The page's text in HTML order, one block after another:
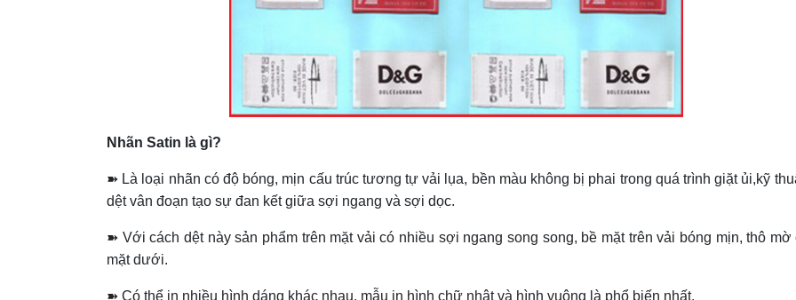
Nhãn Satin là gì?
➽ Là loại nhãn có độ bóng, mịn cấu trúc tương tự vải lụa, bền màu không bị phai trong quá trình giặt ủi,kỹ
dệt vân đoạn tạo sự đan kết giữa sợi ngang và sợi dọc.
➽ Với cách dệt này sản phẩm trên mặt vải có nhiều sợi ngang song song, bề mặt trên vải bóng mịn, thô mờ
mặt dưới.
➽ Có thể in nhiều hình dáng khác nhau, mẫu in hình chữ nhật và hình vuông là phổ biến nhất.